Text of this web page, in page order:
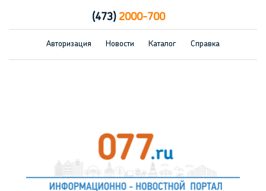
(473)2000-700
Авторизация Новости Каталог Справка